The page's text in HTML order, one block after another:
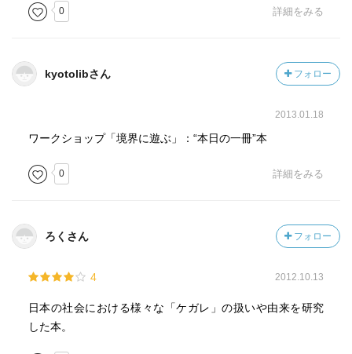
0 詳細をみる
kyotolibさん フォロー
2013.01.18
ワークショップ「境界に遊ぶ」：“本日の一冊”本
0 詳細をみる
ろくさん フォロー
4 2012.10.13
日本の社会における様々な「ケガレ」の扱いや由来を研究
した本。